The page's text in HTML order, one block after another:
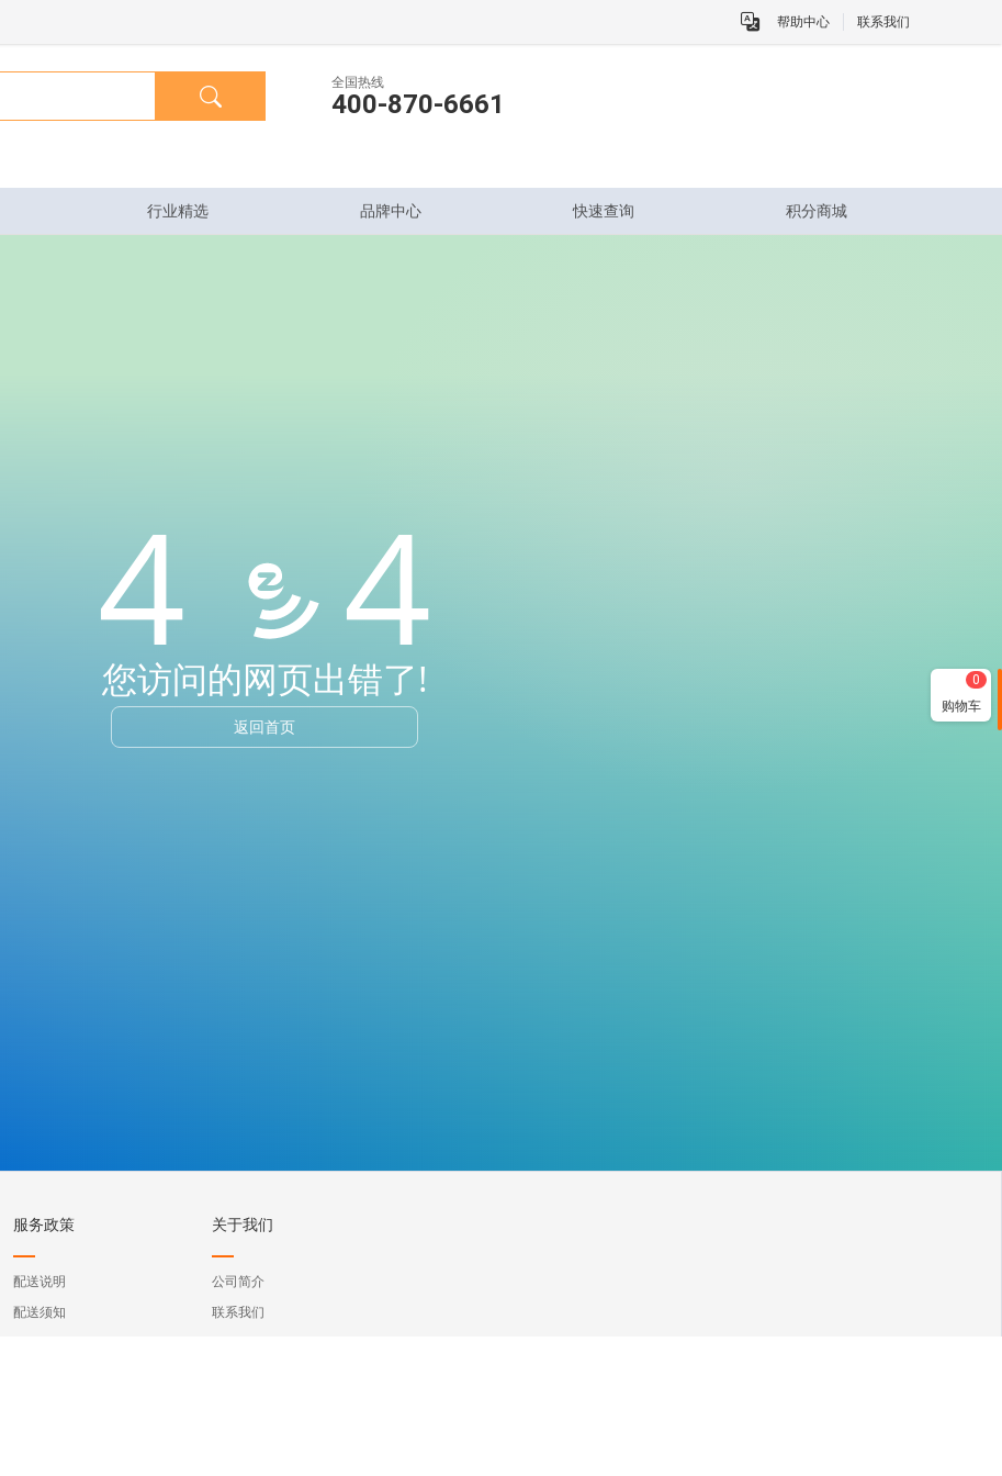
帮助中心 联系我们
全国热线
400-870-6661
行业精选 品牌中心 快速查询 积分商城
4 4
您访问的网页出错了!
返回首页
0
购物车
服务政策
配送说明
配送须知
关于我们
公司简介
联系我们